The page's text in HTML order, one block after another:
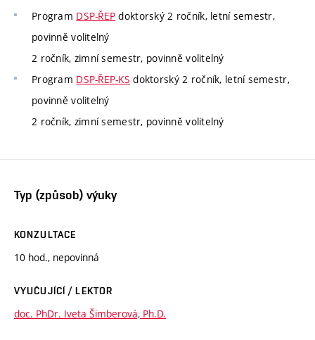
Program DSP-ŘEP doktorský 2 ročník, letní semestr,
povinně volitelný
2 ročník, zimní semestr, povinně volitelný
Program DSP-ŘEP-KS doktorský 2 ročník, letní semestr,
povinně volitelný
2 ročník, zimní semestr, povinně volitelný
Typ (způsob) výuky
KONZULTACE
10 hod., nepovinná
VYUČUJÍCÍ / LEKTOR
doc. PhDr. Iveta Šimberová, Ph.D.